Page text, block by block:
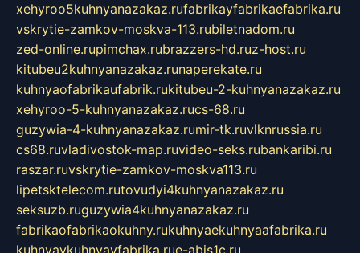
xehyroo5kuhnyanazakaz.rufabrikayfabrikaefabrika.ru
vskrytie-zamkov-moskva-113.rubiletnadom.ru
zed-online.rupimchax.rubrazzers-hd.ruz-host.ru
kitubeu2kuhnyanazakaz.runaperekate.ru
kuhnyaofabrikaufabrik.rukitubeu-2-kuhnyanazakaz.ru
xehyroo-5-kuhnyanazakaz.rucs-68.ru
guzywia-4-kuhnyanazakaz.rumir-tk.ruvlknrussia.ru
cs68.ruvladivostok-map.ruvideo-seks.rubankaribi.ru
raszar.ruvskrytie-zamkov-moskva113.ru
lipetsktelecom.rutovudyi4kuhnyanazakaz.ru
seksuzb.ruguzywia4kuhnyanazakaz.ru
fabrikaofabrikaokuhny.rukuhnyaekuhnyaafabrika.ru
kuhnyaykuhnyayfabrika.rue-abis1c.ru